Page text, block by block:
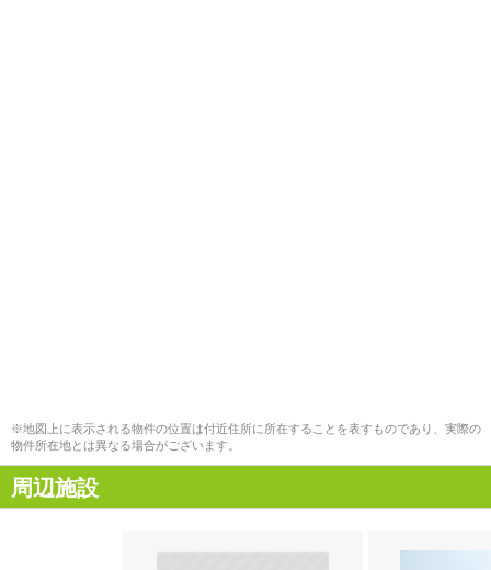
※地図上に表示される物件の位置は付近住所に所在することを表すものであり、実際の
物件所在地とは異なる場合がございます。
周辺施設